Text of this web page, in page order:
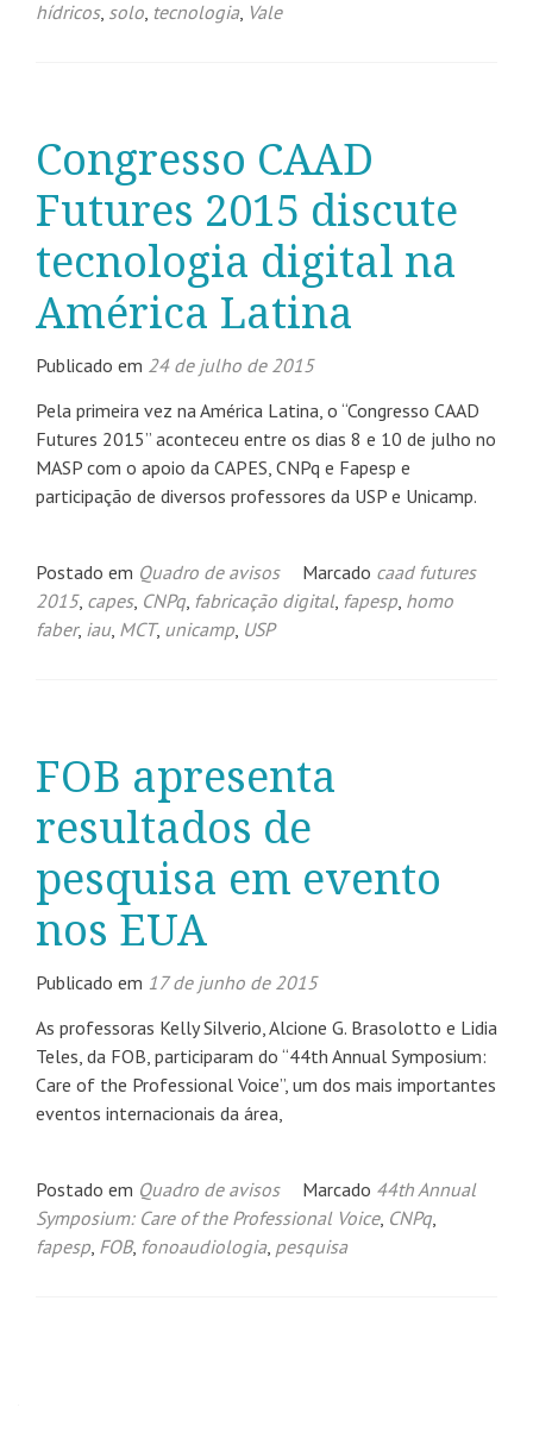
hídricos, solo, tecnologia, Vale
Congresso CAAD
Futures 2015 discute
tecnologia digital na
América Latina
Publicado em 24 de julho de 2015
Pela primeira vez na América Latina, o “Congresso CAAD
Futures 2015” aconteceu entre os dias 8 e 10 de julho no
MASP com o apoio da CAPES, CNPq e Fapesp e
participação de diversos professores da USP e Unicamp.
Postado em Quadro de avisos Marcado caad futures
2015, capes, CNPq, fabricação digital, fapesp, homo
faber, iau, MCT, unicamp, USP
FOB apresenta
resultados de
pesquisa em evento
nos EUA
Publicado em 17 de junho de 2015
As professoras Kelly Silverio, Alcione G. Brasolotto e Lidia
Teles, da FOB, participaram do “44th Annual Symposium:
Care of the Professional Voice”, um dos mais importantes
eventos internacionais da área,
Postado em Quadro de avisos Marcado 44th Annual
Symposium: Care of the Professional Voice, CNPq,
fapesp, FOB, fonoaudiologia, pesquisa